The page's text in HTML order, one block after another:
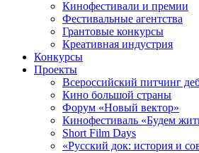
Кинофестивали и премии
Фестивальные агентства
Грантовые конкурсы
Креативная индустрия
Конкурсы
Проекты
Всероссийский питчинг
Кино большой страны
Форум «Новый вектор»
Кинофестиваль «Будем
Short Film Days
«Русский док: история и